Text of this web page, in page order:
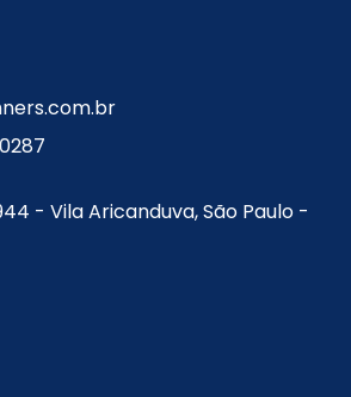
- Vila Aricanduva, São Paulo -